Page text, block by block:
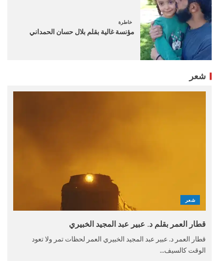
خاطرة
مؤنسة غالية بقلم بلال حسان الحمداني
شعر
شعر
قطار العمر بقلم د. عبير عبد المجيد الخبيري
قطار العمر د. عبير عبد المجيد الخبيري العمر لحظات تمر ولا تعود
الوقت كالسيف...